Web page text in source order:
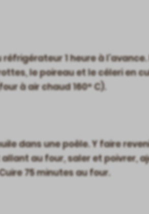
1 heure à
le poireau et le céleri en
à air chaud 160° C).
dans une poêle. Y faire
au four, saler et poivrer,
75 minutes au four.